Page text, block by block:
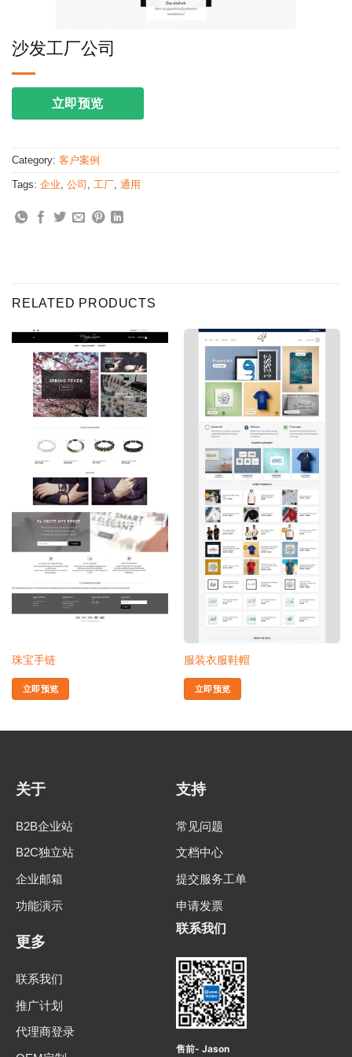
沙发工厂公司
立即预览
Category: 客户案例
Tags: 企业, 公司 , 工厂, 通用
RELATED PRODUCTS
珠宝手链
立即预览
服装衣服鞋帽
立即预览
关于
B2B企业站
B2C独立站
企业邮箱
功能演示
支持
常见问题
文档中心
提交服务工单
申请发票
更多
联系我们
推广计划
代理商登录
联系我们
售前- Jason